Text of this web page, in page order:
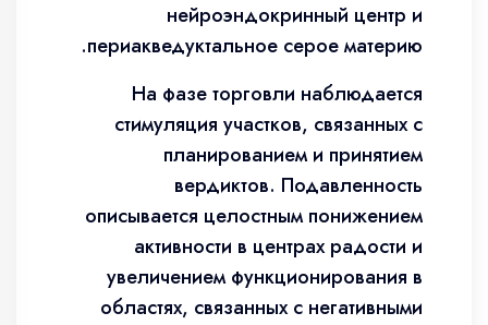
нейроэндокринный центр и
периакведуктальное серое материю.
На фазе торговли наблюдается
стимуляция участков, связанных с
планированием и принятием
вердиктов. Подавленность
описывается целостным понижением
активности в центрах радости и
увеличением функционирования в
областях, связанных с негативными